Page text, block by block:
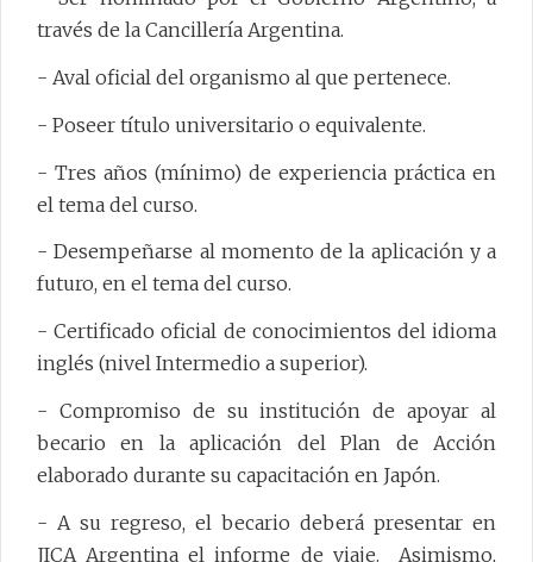
través de la Cancillería Argentina.
- Aval oficial del organismo al que pertenece.
- Poseer título universitario o equivalente.
- Tres años (mínimo) de experiencia práctica en
el tema del curso.
- Desempeñarse al momento de la aplicación y a
futuro, en el tema del curso.
- Certificado oficial de conocimientos del idioma
inglés (nivel Intermedio a superior).
- Compromiso de su institución de apoyar al
becario en la aplicación del Plan de Acción
elaborado durante su capacitación en Japón.
- A su regreso, el becario deberá presentar en
JICA Argentina el informe de viaje. Asimismo,